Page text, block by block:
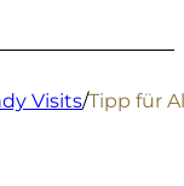
Visits/Tipp für